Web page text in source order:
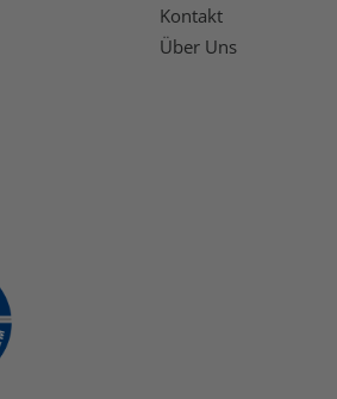
Kontakt
Über Uns